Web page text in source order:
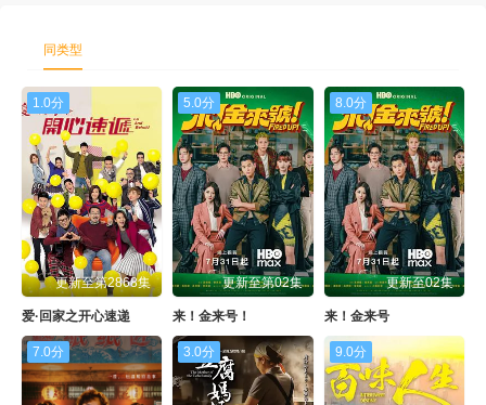
同类型
1.0分
更新至第2868集
爱·回家之开心速递
5.0分
更新至第02集
来！金来号！
8.0分
更新至02集
来！金来号
7.0分 3.0分 9.0分